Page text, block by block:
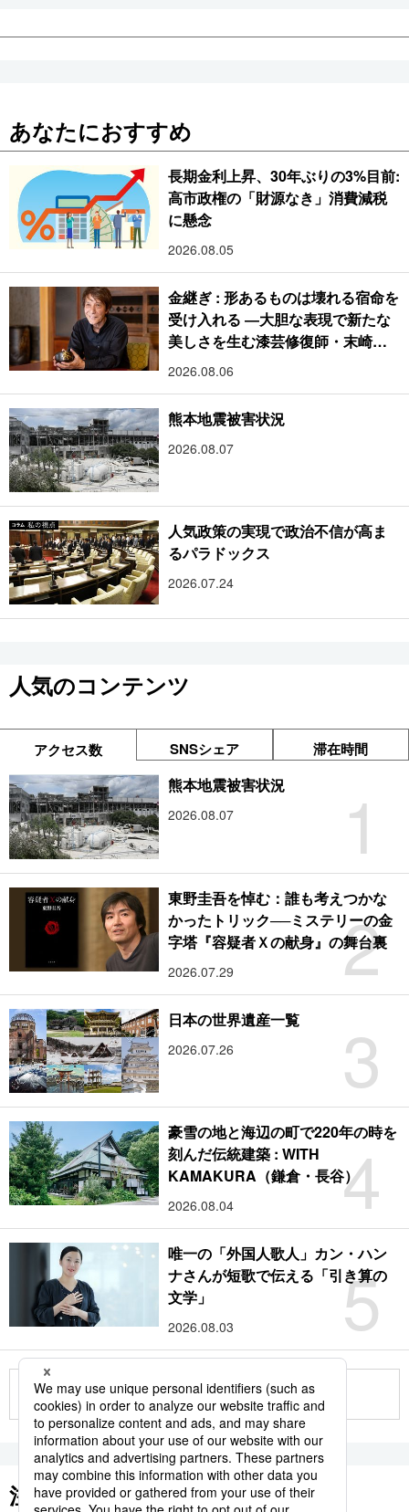
あなたにおすすめ
長期金利上昇、30年ぶりの3%目前:
高市政権の「財源なき」消費減税
に懸念
2026.08.05
金継ぎ : 形あるものは壊れる宿命を
受け入れる ―大胆な表現で新たな
美しさを生む漆芸修復師・末崎広
樹
2026.08.06
熊本地震被害状況
2026.08.07
人気政策の実現で政治不信が高ま
るパラドックス
2026.07.24
人気のコンテンツ
アクセス数 SNSシェア 滞在時間
1
熊本地震被害状況
2026.08.07
2
東野圭吾を悼む：誰も考えつかな
かったトリック──ミステリーの金
字塔『容疑者Ｘの献身』の舞台裏
2026.07.29
3
日本の世界遺産一覧
2026.07.26
4
豪雪の地と海辺の町で220年の時を
刻んだ伝統建築 : WITH
KAMAKURA（鎌倉・長谷）
2026.08.04
5
唯一の「外国人歌人」カン・ハン
ナさんが短歌で伝える「引き算の
文学」
2026.08.03
もっと見る
注目のキーワード